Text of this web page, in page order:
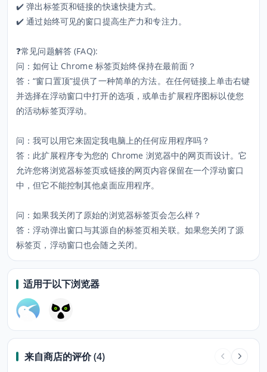
✔️ 弹出标签页和链接的快速快捷方式。
✔️ 通过始终可见的窗口提高生产力和专注力。
❓常见问题解答 (FAQ):
问：如何让 Chrome 标签页始终保持在最前面？
答：“窗口置顶”提供了一种简单的方法。在任何链接上单击右键
并选择在浮动窗口中打开的选项，或单击扩展程序图标以使您
的活动标签页浮动。
问：我可以用它来固定我电脑上的任何应用程序吗？
答：此扩展程序专为您的 Chrome 浏览器中的网页而设计。它
允许您将浏览器标签页或链接的网页内容保留在一个浮动窗口
中，但它不能控制其他桌面应用程序。
问：如果我关闭了原始的浏览器标签页会怎么样？
答：浮动弹出窗口与其源自的标签页相关联。如果您关闭了源
标签页，浮动窗口也会随之关闭。
适用于以下浏览器
来自商店的评价 (4)